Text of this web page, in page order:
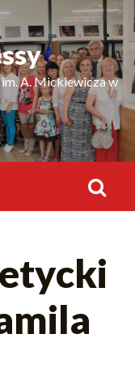
A. Mickiewicza w